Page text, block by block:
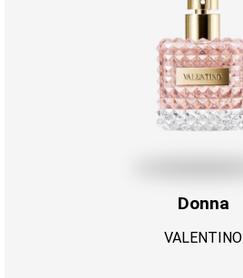
Donna
VALENTINO